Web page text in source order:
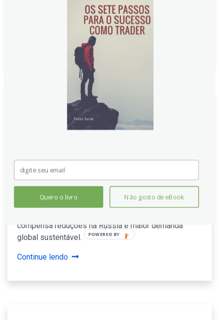
ambiente desafiador para o horizonte do próximo
trimestre, com sinais de volatilidade.
Goldman Sachs mantém
previsão de preço Brent/WTI
Goldman Sachs mantém a previsão de preço
Brent/WTI para 2025, próxima aos contratos futuros,
com a projeção para 2026 de US$56 (Brent) e US$52
(WTI). O banco prevê um leve superávit de óleo em
compensa reduções na Rússia e maior demanda
global sustentável.
Continue lendo
Quero o livro Não gosto de eBook
POWERED BY